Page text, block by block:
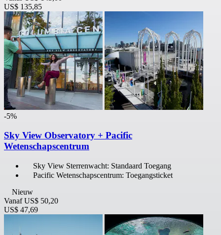
US$ 135,85
-5%
Sky View Observatory + Pacific
Wetenschapscentrum
Sky View Sterrenwacht: Standaard Toegang
Pacific Wetenschapscentrum: Toegangsticket
Nieuw
Vanaf US$ 50,20
US$ 47,69